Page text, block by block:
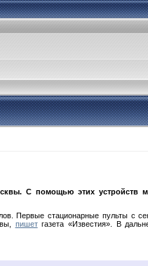
С помощью этих устройств
Первые стационарные пульты с
пишетгазета «Известия». В